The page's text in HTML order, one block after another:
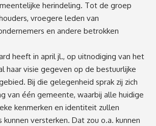
herindeling. Tot de groep
vroegere leden van
en andere betrokken
heeft in april jl., op uitnodiging van het
haar visie gegeven op de bestuurlijke
Bij die gelegenheid sprak zij zich
van één gemeente, waarbij alle huidige
kenmerken en identiteit zullen
versterken. Dat zou o.a. kunnen